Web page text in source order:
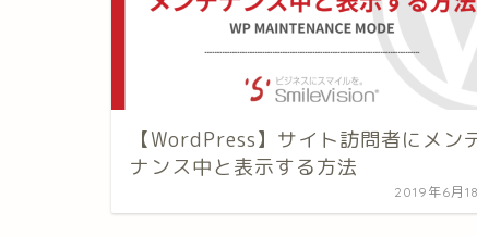
【WordPress】サイト訪問者にメン
ナンス中と表示する方法
2019年6月